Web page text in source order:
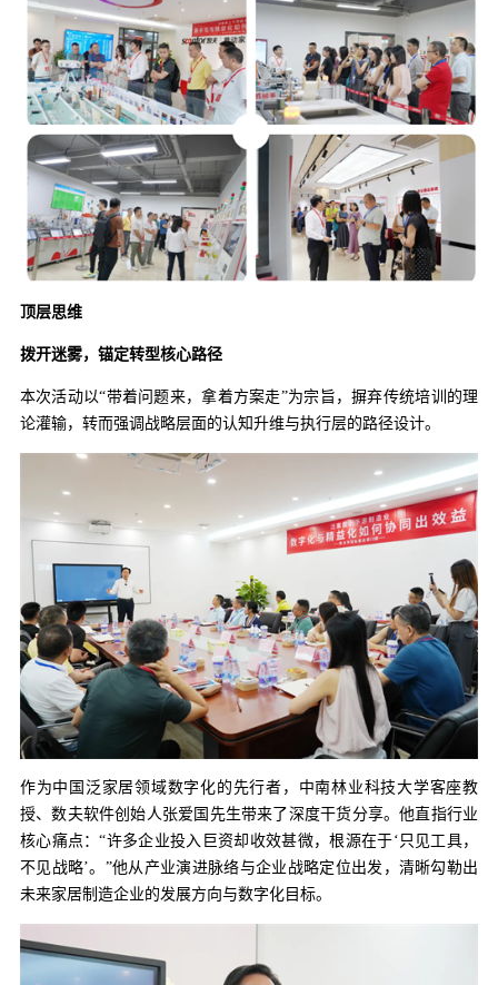
顶层思维
拨开迷雾，锚定转型核心路径
本次活动以“带着问题来，拿着方案走”为宗旨，摒弃传统培训的理
论灌输，转而强调战略层面的认知升维与执行层的路径设计。
作为中国泛家居领域数字化的先行者，中南林业科技大学客座教
授、数夫软件创始人张爱国先生带来了深度干货分享。他直指行业
核心痛点：“许多企业投入巨资却收效甚微，根源在于‘只见工具，
不见战略’。”他从产业演进脉络与企业战略定位出发，清晰勾勒出
未来家居制造企业的发展方向与数字化目标。